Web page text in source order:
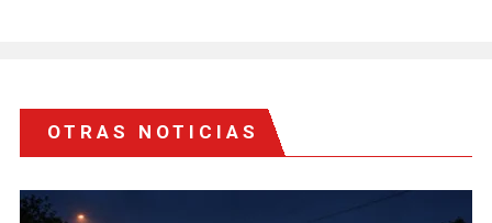
OTRAS NOTICIAS